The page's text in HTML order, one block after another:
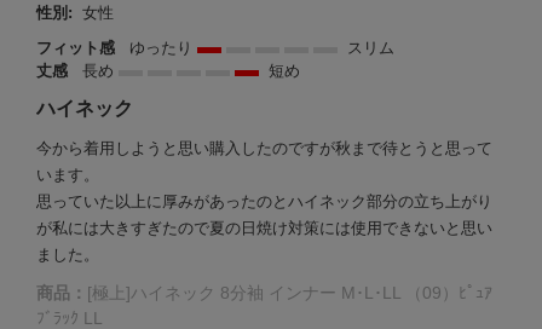
性別: 女性
フィット感
ゆったり
スリム
丈感
長め 短め
ハイネック
今から着用しようと思い購入したのですが秋まで待とうと思って
います。
思っていた以上に厚みがあったのとハイネック部分の立ち上がり
が私には大きすぎたので夏の日焼け対策には使用できないと思い
ました。
商品： [極上]ハイネック 8分袖 インナー M･L･LL （09）ﾋﾟｭｱ
ﾌﾞﾗｯｸ LL